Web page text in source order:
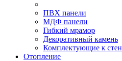
ПВХ панели
МДФ панели
Гибкий мрамор
Декоративный камень
Комплектующие к
Отопление